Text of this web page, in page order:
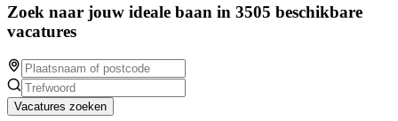
Zoek naar jouw ideale baan in 3505 beschikbare
vacatures
Vacatures zoeken